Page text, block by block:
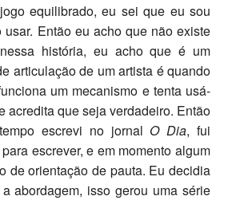
equilibrado, eu sei que eu sou
usar. Então eu acho que não existe
história, eu acho que é um
articulação de um artista é quando
um mecanismo e tenta usá-
acredita que seja verdadeiro. Então
escrevi no jornal O Dia, fui
escrever, e em momento algum
de orientação de pauta. Eu decidia
abordagem, isso gerou uma série